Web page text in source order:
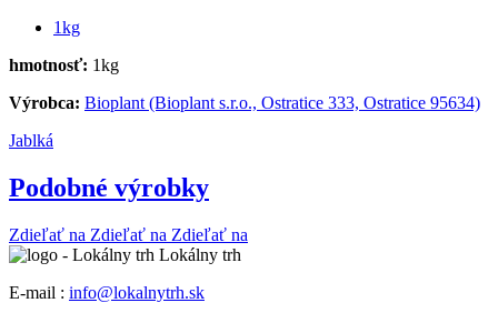
1kg
hmotnosť: 1kg
Výrobca: Bioplant (Bioplant s.r.o., Ostratice 333, Ostratice 95634)
Jablká
Podobné výrobky
Zdieľať na Zdieľať na Zdieľať na
Lokálny trh
E-mail : info@lokalnytrh.sk